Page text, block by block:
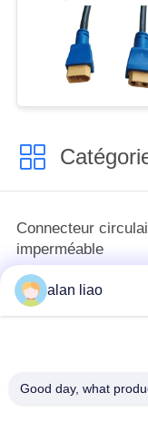
Connecteur
imperméable
Connecteur
alan liao
Good day, what